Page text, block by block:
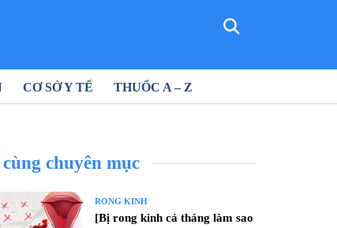
CƠ SỞ Y TẾ THUỐC A – Z
chuyên mục
RONG KINH
[Bị rong kinh cả tháng làm sao